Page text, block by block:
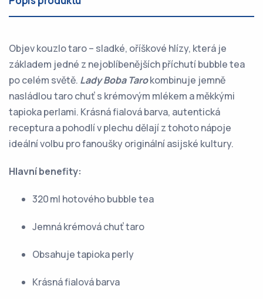
Objev kouzlo taro – sladké, oříškové hlízy, která je
základem jedné z nejoblíbenějších příchutí bubble tea
po celém světě. Lady Boba Tarokombinuje jemně
nasládlou taro chuť s krémovým mlékem a měkkými
tapioka perlami. Krásná fialová barva, autentická
receptura a pohodlí v plechu dělají z tohoto nápoje
ideální volbu pro fanoušky originální asijské kultury.
Hlavní benefity:
320 ml hotového bubble tea
Jemná krémová chuť taro
Obsahuje tapioka perly
Krásná fialová barva